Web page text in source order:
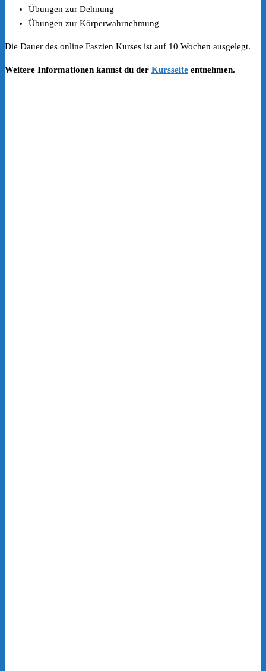
Übungen zur Dehnung
Übungen zur Körperwahrnehmung
Die Dauer des online Faszien Kurses ist auf 10 Wochen ausgelegt.
Weitere Informationen kannst du der Kursseite entnehmen.